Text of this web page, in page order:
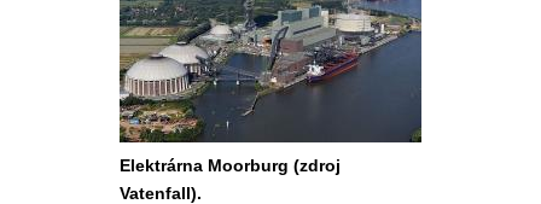
Elektrárna Moorburg (zdroj
Vatenfall).